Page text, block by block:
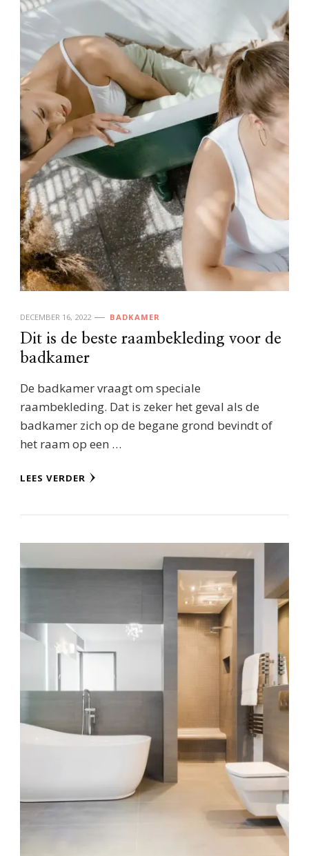
DECEMBER 16, 2022 BADKAMER
Dit is de beste raambekleding voor de
badkamer
De badkamer vraagt om speciale
raambekleding. Dat is zeker het geval als de
badkamer zich op de begane grond bevindt of
het raam op een …
LEES VERDER